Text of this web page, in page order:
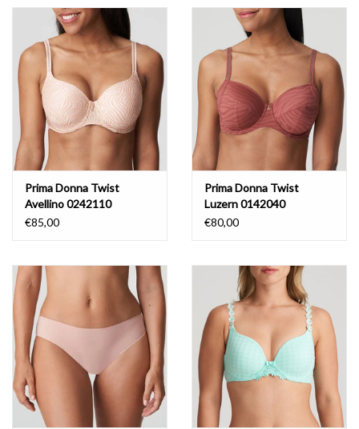
Prima Donna Twist
Avellino 0242110
€85,00
Prima Donna Twist
Luzern 0142040
€80,00